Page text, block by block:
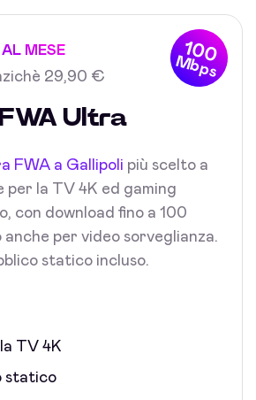
100
Mbps
MESE
29,90 €
Ultra
FWA a Gallipoli più scelto a
per la TV 4K ed gaming
con download fino a 100
per video sorveglianza.
statico incluso.
TV 4K
statico